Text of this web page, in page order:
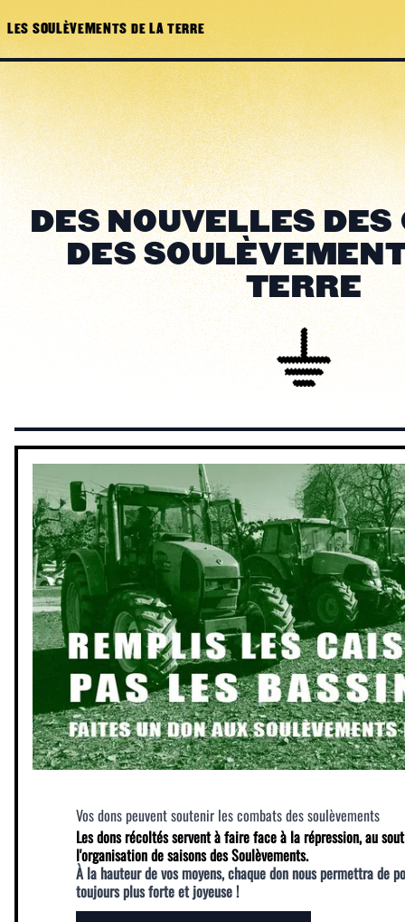
LES SOULÈVEMENTS DE LA TERRE
DES NOUVELLES DES
DES
TERRE
Vos dons peuvent soutenir les combats des soulèvements
Les dons récoltés servent à faire face à la répression, au
l'organisation de saisons des Soulèvements.
À la hauteur de vos moyens, chaque don nous permettra de
toujours plus forte et joyeuse !